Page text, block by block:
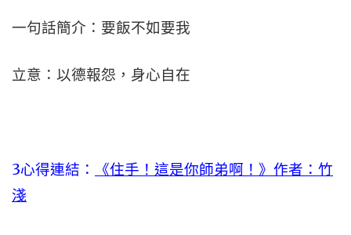
一句話簡介：要飯不如要我
立意：以德報怨，身心自在
3心得連結：
《住手！這是你師弟啊！》作者：竹
淺